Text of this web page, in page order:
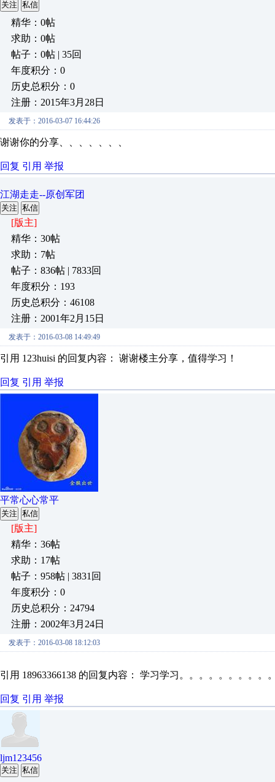
关注 私信
精华：0帖
求助：0帖
帖子：0帖 | 35回
年度积分：0
历史总积分：0
注册：2015年3月28日
发表于：2016-03-07 16:44:26
谢谢你的分享、、、、、、、
回复 引用 举报
江湖走走--原创军团
关注 私信
[版主]
精华：30帖
求助：7帖
帖子：836帖 | 7833回
年度积分：193
历史总积分：46108
注册：2001年2月15日
发表于：2016-03-08 14:49:49
引用 123huisi 的回复内容： 谢谢楼主分享，值得学习！
回复 引用 举报
平常心心常平
关注 私信
[版主]
精华：36帖
求助：17帖
帖子：958帖 | 3831回
年度积分：0
历史总积分：24794
注册：2002年3月24日
发表于：2016-03-08 18:12:03
引用 18963366138 的回复内容： 学习学习。。。。。。。。。
回复 引用 举报
ljm123456
关注 私信